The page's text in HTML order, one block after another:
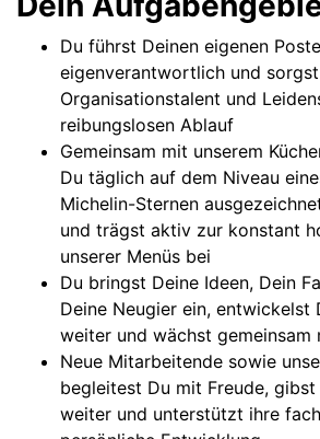
Du führst Deinen eigenen
eigenverantwortlich und
Organisationstalent und
reibungslosen Ablauf
Gemeinsam mit unserem
Du täglich auf dem Niveau
Michelin-Sternen
und trägst aktiv zur konstant
unserer Menüs bei
Du bringst Deine Ideen, Dein
Deine Neugier ein, entwickelst
weiter und wächst gemeinsam
Neue Mitarbeitende sowie
begleitest Du mit Freude, gibst
weiter und unterstützt ihre